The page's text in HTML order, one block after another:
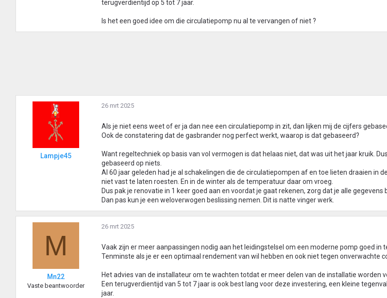
terugverdientijd op 5 tot 7 jaar.
Is het een goed idee om die circulatiepomp nu al te vervangen of niet ?
Lampje45
26 mrt 2025
Als je niet eens weet of er ja dan nee een circulatiepomp in zit, dan lijken mij de cijfers
Ook de constatering dat de gasbrander nog perfect werkt, waarop is dat gebaseerd?
Want regeltechniek op basis van vol vermogen is dat helaas niet, dat was uit het jaar kruik.
gebaseerd op niets.
Al 60 jaar geleden had je al schakelingen die de circulatiepompen af en toe lieten draaien in
niet vast te laten roesten. En in de winter als de temperatuur daar om vroeg.
Dus pak je renovatie in 1 keer goed aan en voordat je gaat rekenen, zorg dat je alle gegevens
Dan pas kun je een weloverwogen beslissing nemen. Dit is natte vinger werk.
M
Mn22
Vaste beantwoorder
26 mrt 2025
Vaak zijn er meer aanpassingen nodig aan het leidingstelsel om een moderne pomp goed in
Tenminste als je er een optimaal rendement van wil hebben en ook niet tegen onverwachte
Het advies van de installateur om te wachten totdat er meer delen van de installatie worden
Een terugverdientijd van 5 tot 7 jaar is ook best lang voor deze investering, een kleine
jaar.